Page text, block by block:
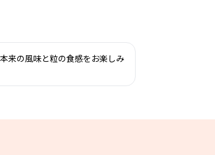
来の風味と粒の食感をお楽しみ